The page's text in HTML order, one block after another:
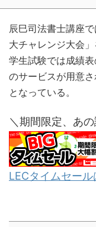
辰巳司法書士講座
大チャレンジ大会
学生試験では成績
のサービスが用意
となっている。
＼期間限定、あ
LECタイムセー